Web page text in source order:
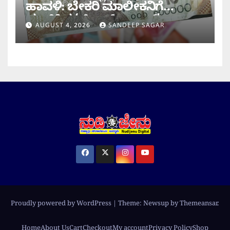
ಹಾವಳಿ: ಬೇಕರಿ ಮಾಲೀಕನಿಗೆ
ವಂಚಿಸಿದ ‘ಚಿಲ್ಡ್ರನ್ ಬ್ಯಾಂಕ್’
ನೋಟು!
AUGUST 4, 2026 SANDEEP SAGAR
Proudly powered by WordPress | Theme: Newsup byThemeansar.